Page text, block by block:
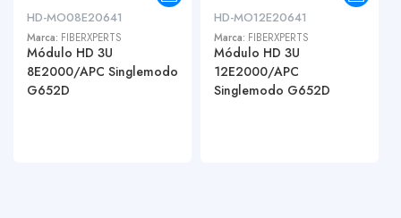
HD-MO08E20641
Marca: FIBERXPERTS
Módulo HD 3U
8E2000/APC Singlemodo
G652D
HD-MO12E20641
Marca: FIBERXPERTS
Módulo HD 3U
12E2000/APC
Singlemodo G652D